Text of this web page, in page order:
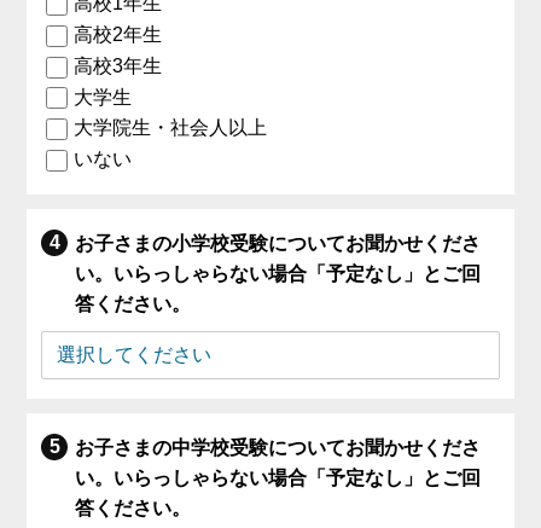
高校2年生
高校3年生
大学生
大学院生・社会人以上
いない
お子さまの小学校受験についてお聞かせくださ
い。いらっしゃらない場合「予定なし」とご回
答ください。
お子さまの中学校受験についてお聞かせくださ
い。いらっしゃらない場合「予定なし」とご回
答ください。